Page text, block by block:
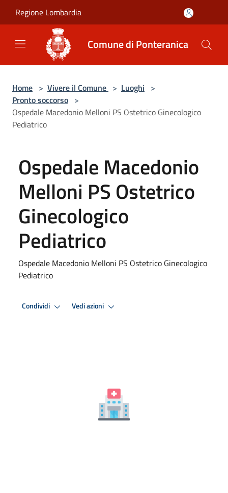
Regione Lombardia
Comune di Ponteranica
Home > Vivere il Comune > Luoghi >
Pronto soccorso >
Ospedale Macedonio Melloni PS Ostetrico Ginecologico
Pediatrico
Ospedale Macedonio
Melloni PS Ostetrico
Ginecologico
Pediatrico
Ospedale Macedonio Melloni PS Ostetrico Ginecologico
Pediatrico
Condividi Vedi azioni